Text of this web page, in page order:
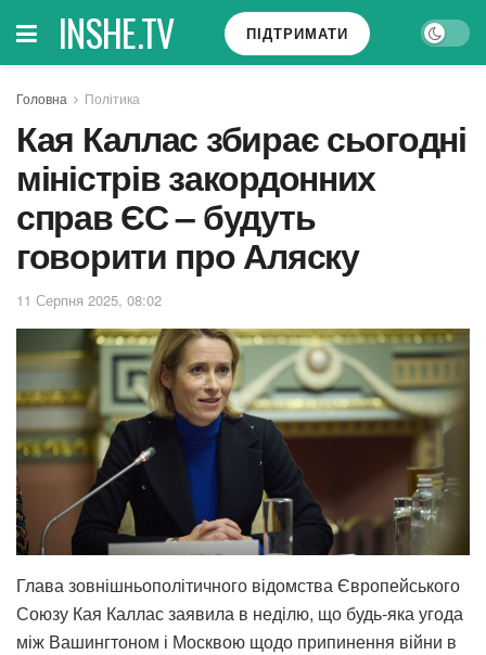
INSHE.TV ПІДТРИМАТИ
Головна Політика
Кая Каллас збирає сьогодні
міністрів закордонних
справ ЄС – будуть
говорити про Аляску
11 Серпня 2025, 08:02
Глава зовнішньополітичного відомства Європейського
Союзу Кая Каллас заявила в неділю, що будь-яка угода
між Вашингтоном і Москвою щодо припинення війни в